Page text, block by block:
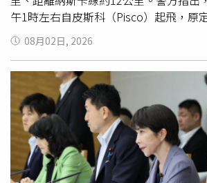
對照表時將其名稱定為「民主礁」，新
佈「我國南海諸島部分地名」時將其標
《解放軍報》也回顧歷史，菲律賓的領
際條約所確定，黃岩島從來不在其中。
認這一點，在1997年之前從未對黃岩島
議，從未對黃岩島提出領土要求，「如
爾反爾，玩弄兩面三刀伎倆，嚴重違反
規則。」報導稱，近年來，中國政府依
領海基線，向聯合國交存黃岩島領海基
黃岩島國家級自然保護區並發佈《黃岩
午1時左右自皮斯科（Pisco）起飛，原
卡線，不料起飛數分鐘後即與塔台失去
20分墜毀，事故原因仍待調查。罹難旅
人、2名德國人及2名西班牙人；正、副
（Americo Salazar Cuellar）與卡皮奧（
Carpio）。警方表示，事故現場無人生
撞擊猛烈，目前僅尋獲4具遺體，其餘
續進行中。現場畫面顯示警消人員在沙
開作業，殘骸仍不斷冒出濃煙。納斯卡
織（UNESCO）世界遺產，每年吸引約
08月02日, 2026